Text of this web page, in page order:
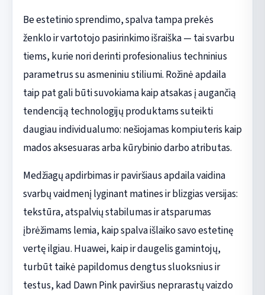
Be estetinio sprendimo, spalva tampa prekės
ženklo ir vartotojo pasirinkimo išraiška — tai svarbu
tiems, kurie nori derinti profesionalius techninius
parametrus su asmeniniu stiliumi. Rožinė apdaila
taip pat gali būti suvokiama kaip atsakas į augančią
tendenciją technologijų produktams suteikti
daugiau individualumo: nešiojamas kompiuteris kaip
mados aksesuaras arba kūrybinio darbo atributas.
Medžiagų apdirbimas ir paviršiaus apdaila vaidina
svarbų vaidmenį lyginant matines ir blizgias versijas:
tekstūra, atspalvių stabilumas ir atsparumas
įbrėžimams lemia, kaip spalva išlaiko savo estetinę
vertę ilgiau. Huawei, kaip ir daugelis gamintojų,
turbūt taikė papildomus dengtus sluoksnius ir
testus, kad Dawn Pink paviršius neprarastų vaizdo